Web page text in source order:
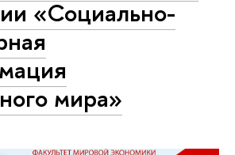
«Социально-
мира»